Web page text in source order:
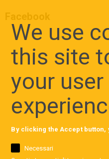
We use
this site
your user
By clicking the Accept button,
Necessari